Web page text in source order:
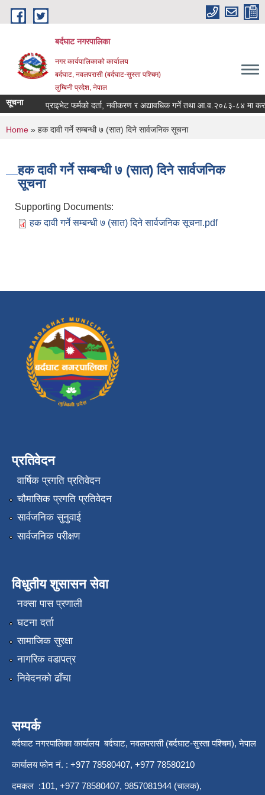
Skip to main content
बर्दघाट नगरपालिका
नगर कार्यपालिकाको कार्यालय
बर्दघाट, नवलपरासी (बर्दघाट-सुस्ता पश्चिम)
लुम्बिनी प्रदेश, नेपाल
सूचना प्राइभेट फर्मको दर्ता, नवीकरण र अद्यावधिक गर्ने तथा आ.व.२०८३-८४ मा
You are here
Home » हक दावी गर्ने सम्बन्धी ७ (सात) दिने सार्वजनिक सूचना
हक दावी गर्ने सम्बन्धी ७ (सात) दिने सार्वजनिक
सूचना
Supporting Documents:
हक दावी गर्ने सम्बन्धी ७ (सात) दिने सार्वजनिक सूचना.pdf
प्रतिवेदन
वार्षिक प्रगति प्रतिवेदन
चौमासिक प्रगति प्रतिवेदन
सार्वजनिक सुनुवाई
सार्वजनिक परीक्षण
विधुतीय शुसासन सेवा
नक्सा पास प्रणाली
घटना दर्ता
सामाजिक सुरक्षा
नागरिक वडापत्र
निवेदनको ढाँचा
सम्पर्क
बर्दघाट नगरपालिका कार्यालय बर्दघाट, नवलपरासी (बर्दघाट-सुस्ता पश्चिम), नेपाल
कार्यालय फोन नं. : +977 78580407, +977 78580210
दमकल :101, +977 78580407, 9857081944 (चालक),